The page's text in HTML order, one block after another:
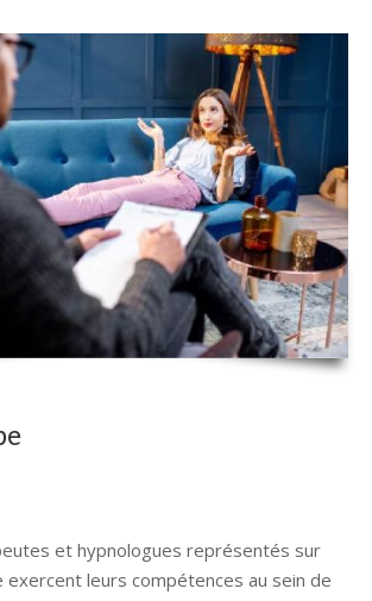
et hypnologues représentés sur
leurs compétences au sein de